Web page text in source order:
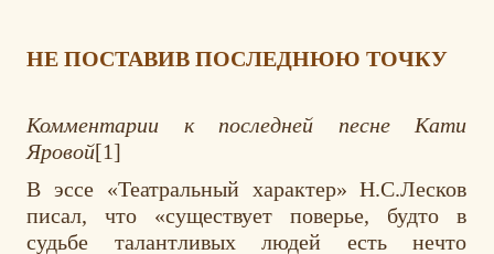
НЕ ПОСТАВИВ ПОСЛЕДНЮЮ ТОЧКУ
Комментарии к последней песне Кати
Яровой[1]
В эссе «Театральный характер» Н.С.Лесков
писал, что «существует поверье, будто в
судьбе талантливых людей есть нечто